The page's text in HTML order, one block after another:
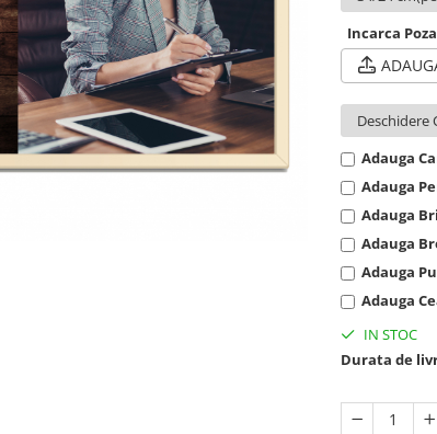
Incarca
Adauga
Adauga
Adauga
Adauga
Adauga
Adauga
IN STOC
Durata de